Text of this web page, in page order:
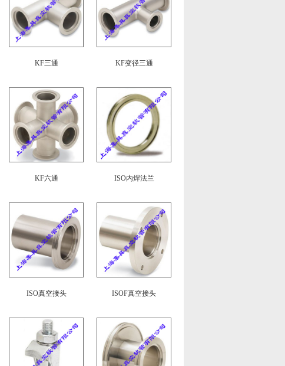
KF三通 KF变径三通
KF六通 ISO内焊法兰
ISO真空接头 ISOF真空接头